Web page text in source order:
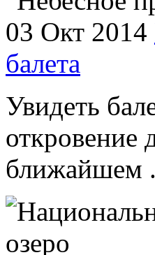
03 Окт 2014
балета
Увидеть
откровение
ближайшем